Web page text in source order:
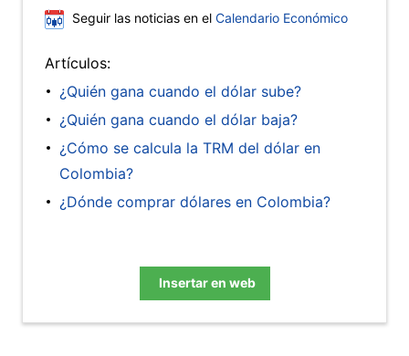
Seguir las noticias en el Calendario Económico
Artículos:
¿Quién gana cuando el dólar sube?
¿Quién gana cuando el dólar baja?
¿Cómo se calcula la TRM del dólar en
Colombia?
¿Dónde comprar dólares en Colombia?
Insertar en web